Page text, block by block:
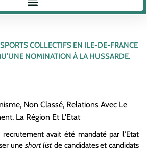
COLLECTIFS EN ILE-DE-FRANCE
NOMINATION À LA HUSSARDE.
, Non Classé, Relations Avec Le
La Région Et L'Etat
recrutement avait été mandaté par l’Etat
une short list de candidates et candidats